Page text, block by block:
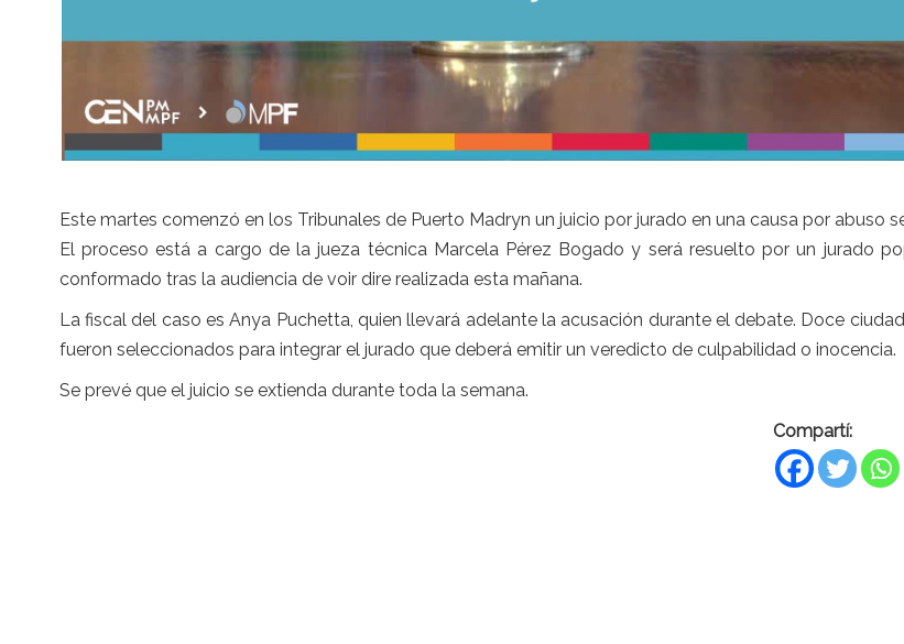
Este martes comenzó en los Tribunales de Puerto Madryn un juicio por jurado en una causa por abuso
El proceso está a cargo de la jueza técnica Marcela Pérez Bogado y será resuelto por un jurado
conformado tras la audiencia de voir dire realizada esta mañana.
La fiscal del caso es Anya Puchetta, quien llevará adelante la acusación durante el debate. Doce
fueron seleccionados para integrar el jurado que deberá emitir un veredicto de culpabilidad o inocencia.
Se prevé que el juicio se extienda durante toda la semana.
Compartí: